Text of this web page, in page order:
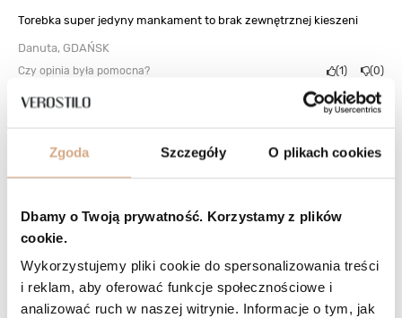
Zgoda Szczegóły O plikach cookies
Dbamy o Twoją prywatność. Korzystamy z plików
cookie.
Wykorzystujemy pliki cookie do spersonalizowania treści
i reklam, aby oferować funkcje społecznościowe i
analizować ruch w naszej witrynie. Informacje o tym, jak
Torebka super jedyny mankament to brak zewnętrznej kieszeni
Danuta, GDAŃSK
Czy opinia była pomocna? 1 0
Odcień: beż 2026-04-11
Jolanta, Przemyśl
Opinia potwierdzona zakupem